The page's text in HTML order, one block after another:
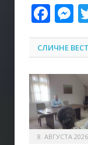
СЛИЧНЕ
8. АВГУСТА 2026.